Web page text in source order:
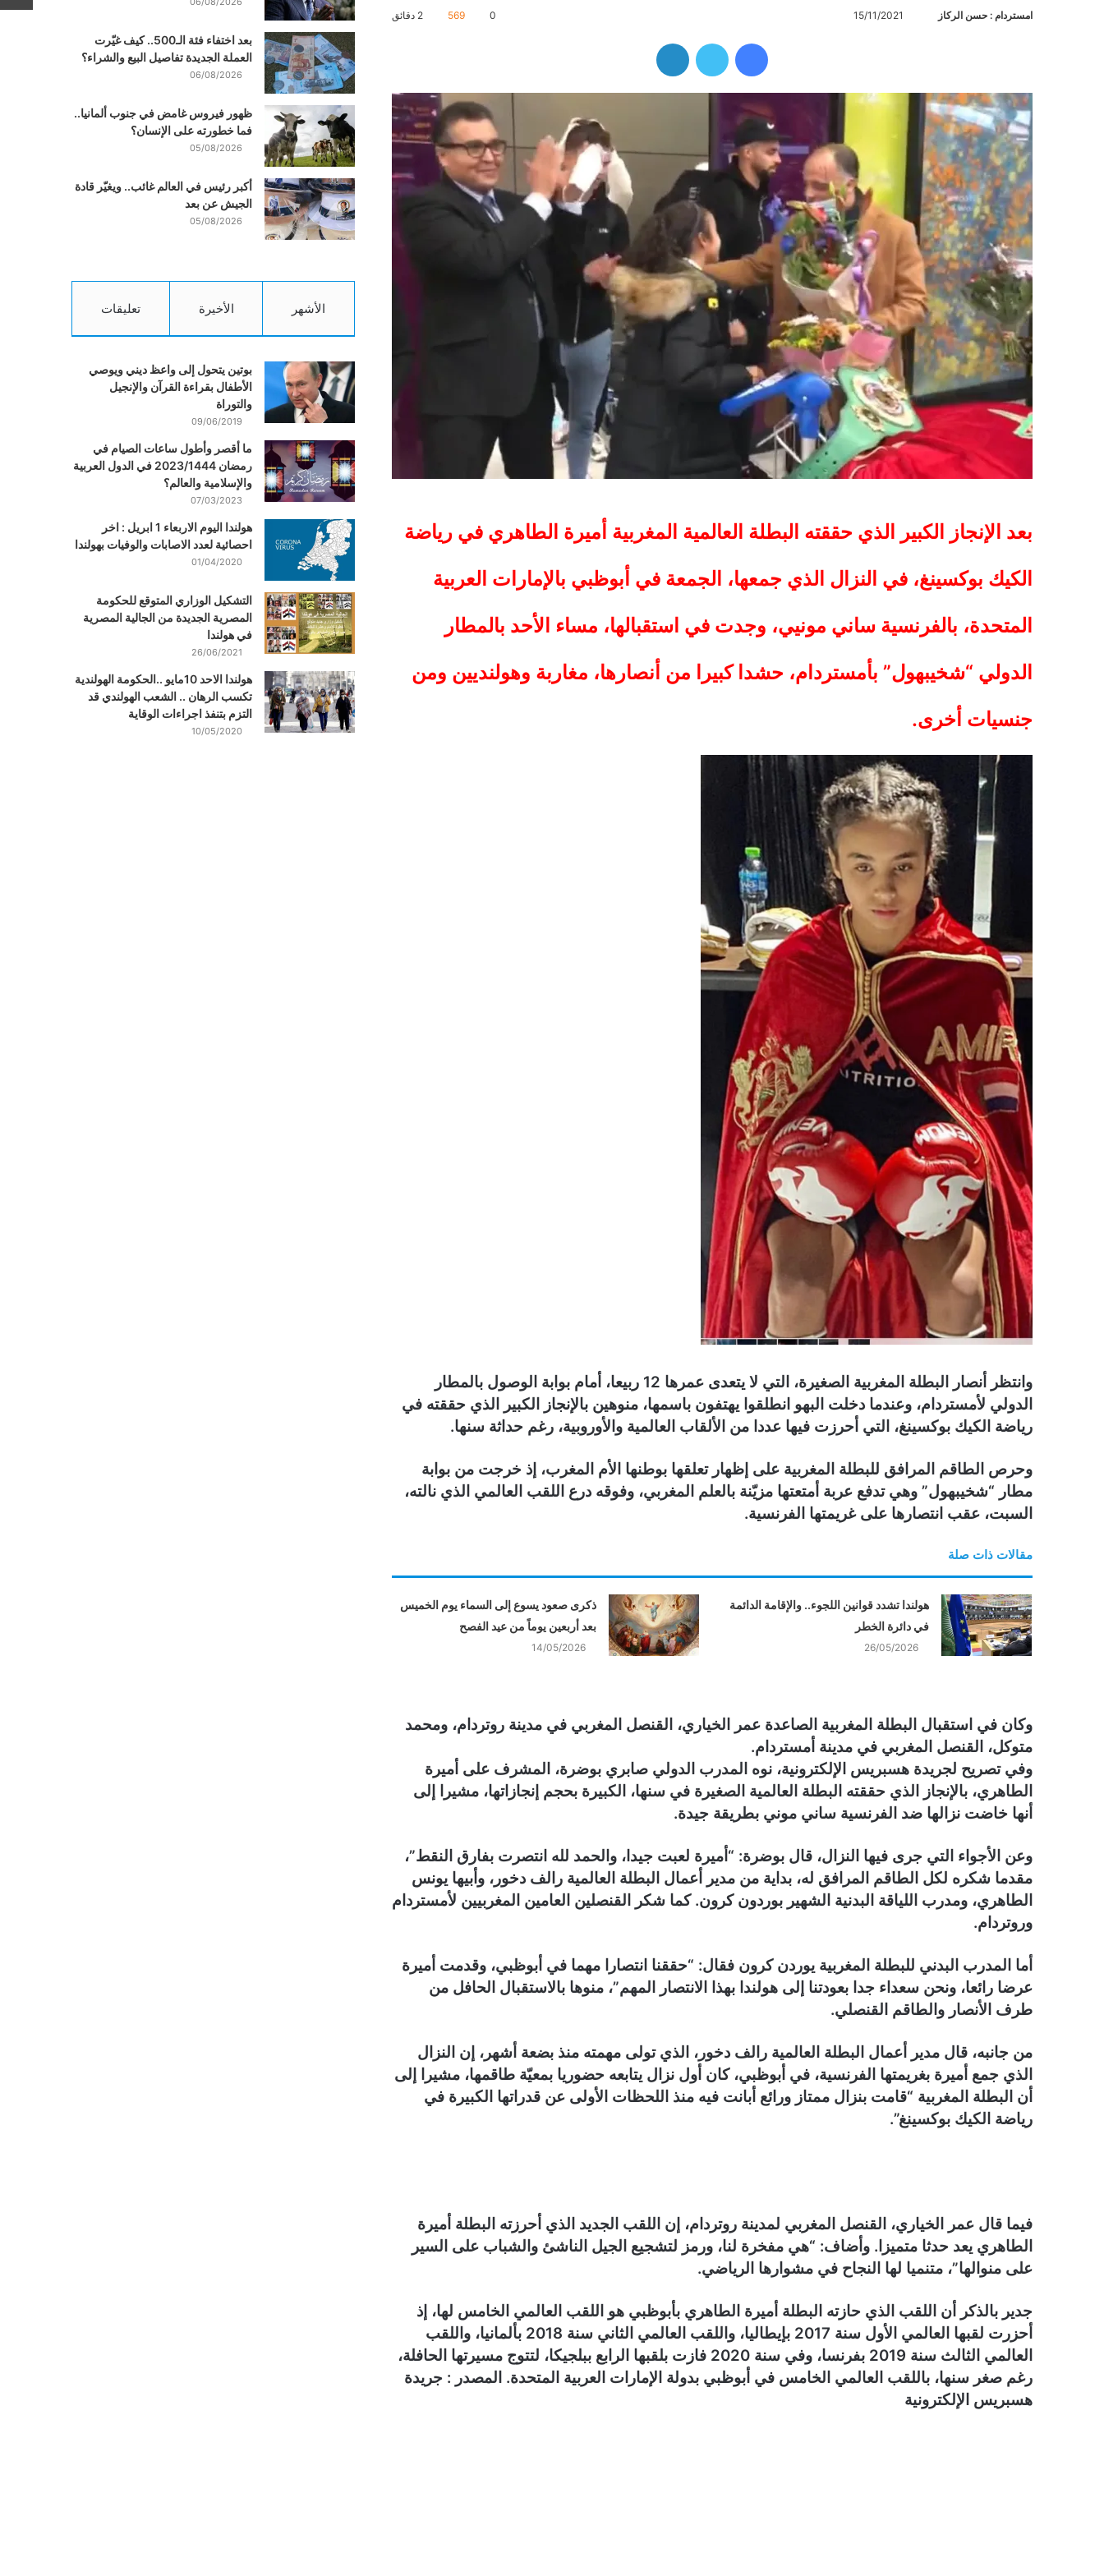
امستردام : حسن الركاز
ب
ي
ا
ل
ت
ر
و
ن
ي
15/11/2021
0
569
بعد الإنجاز الكبير الذي حققته البطلة العالمية المغربية أميرة الطاهري في رياضة
الكيك بوكسينغ، في النزال الذي جمعها، الجمعة في أبوظبي بالإمارات العربية
المتحدة، بالفرنسية ساني مونيي، وجدت في استقبالها، مساء الأحد بالمطار
الدولي “شخيبهول” بأمستردام، حشدا كبيرا من أنصارها، مغاربة وهولنديين ومن
جنسيات أخرى.
وانتظر أنصار البطلة المغربية الصغيرة، التي لا يتعدى عمرها 12 ربيعا، أمام بوابة الوصول بالمطار
الدولي لأمستردام، وعندما دخلت البهو انطلقوا يهتفون باسمها، منوهين بالإنجاز الكبير الذي حققته في
رياضة الكيك بوكسينغ، التي أحرزت فيها عددا من الألقاب العالمية والأوروبية، رغم حداثة سنها.
وحرص الطاقم المرافق للبطلة المغربية على إظهار تعلقها بوطنها الأم المغرب، إذ خرجت من بوابة
مطار “شخيبهول” وهي تدفع عربة أمتعتها مزيّنة بالعلم المغربي، وفوقه درع اللقب العالمي الذي نالته،
السبت، عقب انتصارها على غريمتها الفرنسية.
مقالات ذات صلة
هولندا تشدد قوانين اللجوء.. والإقامة الدائمة
في دائرة الخطر
26/05/2026
ذكرى صعود يسوع إلى السماء يوم الخميس
بعد أربعين يوماً من عيد الفصح
14/05/2026
وكان في استقبال البطلة المغربية الصاعدة عمر الخياري، القنصل المغربي في مدينة روتردام، ومحمد
متوكل، القنصل المغربي في مدينة أمستردام.
وفي تصريح لجريدة هسبريس الإلكترونية، نوه المدرب الدولي صابري بوضرة، المشرف على أميرة
الطاهري، بالإنجاز الذي حققته البطلة العالمية الصغيرة في سنها، الكبيرة بحجم إنجازاتها، مشيرا إلى
أنها خاضت نزالها ضد الفرنسية ساني موني بطريقة جيدة.
وعن الأجواء التي جرى فيها النزال، قال بوضرة: “أميرة لعبت جيدا، والحمد لله انتصرت بفارق النقط”،
مقدما شكره لكل الطاقم المرافق له، بداية من مدير أعمال البطلة العالمية رالف دخور، وأبيها يونس
الطاهري، ومدرب اللياقة البدنية الشهير بوردون كرون. كما شكر القنصلين العامين المغربيين لأمستردام
وروتردام.
أما المدرب البدني للبطلة المغربية يوردن كرون فقال: “حققنا انتصارا مهما في أبوظبي، وقدمت أميرة
عرضا رائعا، ونحن سعداء جدا بعودتنا إلى هولندا بهذا الانتصار المهم”، منوها بالاستقبال الحافل من
طرف الأنصار والطاقم القنصلي.
من جانبه، قال مدير أعمال البطلة العالمية رالف دخور، الذي تولى مهمته منذ بضعة أشهر، إن النزال
الذي جمع أميرة بغريمتها الفرنسية، في أبوظبي، كان أول نزال يتابعه حضوريا بمعيّة طاقمها، مشيرا إلى
أن البطلة المغربية “قامت بنزال ممتاز ورائع أبانت فيه منذ اللحظات الأولى عن قدراتها الكبيرة في
رياضة الكيك بوكسينغ”.
فيما قال عمر الخياري، القنصل المغربي لمدينة روتردام، إن اللقب الجديد الذي أحرزته البطلة أميرة
الطاهري يعد حدثا متميزا. وأضاف: “هي مفخرة لنا، ورمز لتشجيع الجيل الناشئ والشباب على السير
على منوالها”، متنميا لها النجاح في مشوارها الرياضي.
جدير بالذكر أن اللقب الذي حازته البطلة أميرة الطاهري بأبوظبي هو اللقب العالمي الخامس لها، إذ
أحزرت لقبها العالمي الأول سنة 2017 بإيطاليا، واللقب العالمي الثاني سنة 2018 بألمانيا، واللقب
العالمي الثالث سنة 2019 بفرنسا، وفي سنة 2020 فازت بلقبها الرابع ببلجيكا، لتتوج مسيرتها الحافلة،
رغم صغر سنها، باللقب العالمي الخامس في أبوظبي بدولة الإمارات العربية المتحدة. المصدر : جريدة
هسبريس الإلكترونية
بعد اختفاء فئة الـ500.. كيف غيّرت
العملة الجديدة تفاصيل البيع والشراء؟
06/08/2026
ظهور فيروس غامض في جنوب ألمانيا..
فما خطورته على الإنسان؟
05/08/2026
أكبر رئيس في العالم غائب.. ويغيّر قادة
الجيش عن بعد
05/08/2026
الأشهر الأخيرة تعليقات
بوتين يتحول إلى واعظ ديني ويوصي
الأطفال بقراءة القرآن والإنجيل
والتوراة
09/06/2019
ما أقصر وأطول ساعات الصيام في
رمضان 2023/1444 في الدول العربية
والإسلامية والعالم؟
07/03/2023
هولندا اليوم الاربعاء 1 ابريل : اخر
احصائية لعدد الاصابات والوفيات بهولندا
01/04/2020
التشكيل الوزاري المتوقع للحكومة
المصرية الجديدة من الجالية المصرية
في هولندا
26/06/2021
هولندا الاحد 10مايو ..الحكومة الهولندية
تكسب الرهان .. الشعب الهولندي قد
التزم بتنفذ اجراءات الوقاية
10/05/2020